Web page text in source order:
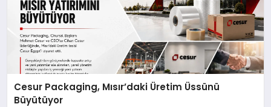
Cesur Packaging, Mısır’daki Üretim Üssünü
Büyütüyor